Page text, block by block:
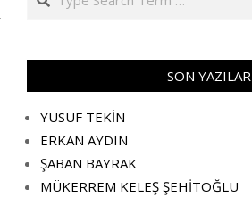
SON YAZILAR
YUSUF TEKİN
ERKAN AYDIN
ŞABAN BAYRAK
MÜKERREM KELEŞ ŞEHİTOĞLU